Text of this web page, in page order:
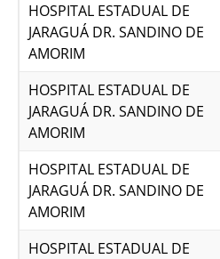
HOSPITAL ESTADUAL DE
JARAGUÁ DR. SANDINO DE
AMORIM
HOSPITAL ESTADUAL DE
JARAGUÁ DR. SANDINO DE
AMORIM
HOSPITAL ESTADUAL DE
JARAGUÁ DR. SANDINO DE
AMORIM
HOSPITAL ESTADUAL DE